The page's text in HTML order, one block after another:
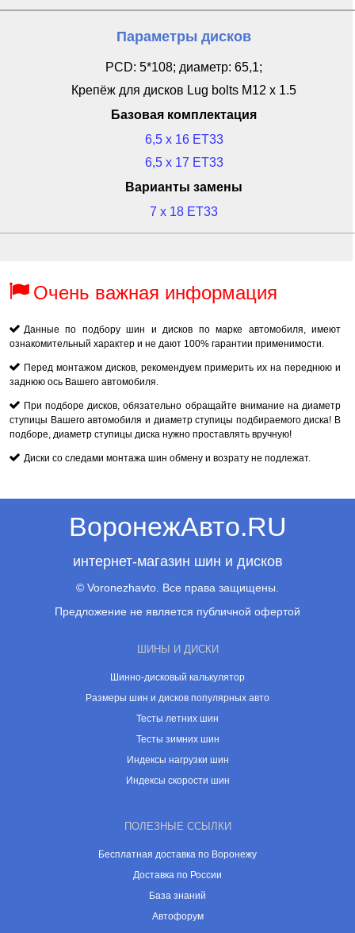
Параметры дисков
PCD: 5*108; диаметр: 65,1;
Крепёж для дисков Lug bolts M12 x 1.5
Базовая комплектация
6,5 x 16 ET33
6,5 x 17 ET33
Варианты замены
7 x 18 ET33
Очень важная информация
Данные по подбору шин и дисков по марке автомобиля, имеют
ознакомительный характер и не дают 100% гарантии применимости.
Перед монтажом дисков, рекомендуем примерить их на переднюю и
заднюю ось Вашего автомобиля.
При подборе дисков, обязательно обращайте внимание на диаметр
ступицы Вашего автомобиля и диаметр ступицы подбираемого диска! В
подборе, диаметр ступицы диска нужно проставлять вручную!
Диски со следами монтажа шин обмену и возрату не подлежат.
ВоронежАвто.RU
интернет-магазин шин и дисков
© Voronezhavto. Все права защищены.
Предложение не является публичной офертой
ШИНЫ И ДИСКИ
Шинно-дисковый калькулятор
Размеры шин и дисков популярных авто
Тесты летних шин
Тесты зимних шин
Индексы нагрузки шин
Индексы скорости шин
ПОЛЕЗНЫЕ ССЫЛКИ
Бесплатная доставка по Воронежу
Доставка по России
База знаний
Автофорум